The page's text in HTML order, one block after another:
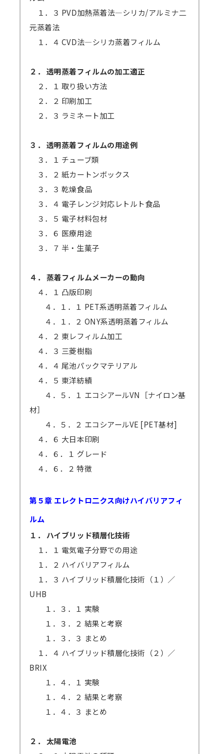
１．３ PVD加熱蒸着法―シリカ/アルミナ二
元蒸着法
１．４ CVD法―シリカ蒸着フィルム
２． 透明蒸着フィルムの加工適正
２．１ 取り扱い方法
２．２ 印刷加工
２．３ ラミネート加工
３． 透明蒸着フィルムの用途例
３．１ チューブ類
３．２ 紙カートンボックス
３．３ 乾燥食品
３．４ 電子レンジ対応レトルト食品
３．５ 電子材料包材
３．６ 医療用途
３．７ 半・生菓子
４． 蒸着フィルムメーカーの動向
４．１ 凸版印刷
４．１．１ PET系透明蒸着フィルム
４．１．２ ONY系透明蒸着フィルム
４．２ 東レフィルム加工
４．３ 三菱樹脂
４．４ 尾池パックマテリアル
４．５ 東洋紡績
４．５．１ エコシアールVN［ナイロン基
材］
４．５．２ エコシアールVE [PET基材]
４．６ 大日本印刷
４．６．１ グレード
４．６．２ 特徴
第５章 エレクトロ二クス向けハイバリアフィ
ルム
１． ハイブリッド積層化技術
１．１ 電気電子分野での用途
１．２ ハイバリアフィルム
１．３ ハイブリッド積層化技術（１）／
UHB
１．３．１ 実験
１．３．２ 結果と考察
１．３．３ まとめ
１．４ ハイブリッド積層化技術（２）／
BRIX
１．４．１ 実験
１．４．２ 結果と考察
１．４．３ まとめ
２． 太陽電池